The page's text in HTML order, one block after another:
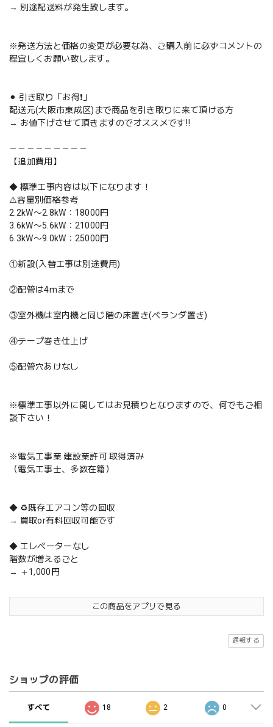
→ 別途配送料が発生致します。
※発送方法と価格の変更が必要な為、ご購入前に必ずコメントの
程宜しくお願い致します。
⚫︎ 引き取り「お得❗️」
配送元(大阪市東成区)まで商品を引き取りに来て頂ける方
→ お値下げさせて頂きますのでオススメです‼️
－－－－－－－－－
【追加費用】
◆ 標準工事内容は以下になります！
⚠️容量別価格参考
2.2kW〜2.8kW：18000円
3.6kW〜5.6kW：21000円
6.3kW〜9.0kW：25000円
①新設(入替工事は別途費用)
②配管は4mまで
③室外機は室内機と同じ階の床置き(ベランダ置き)
④テープ巻き仕上げ
⑤配管穴あけなし
※標準工事以外に関してはお見積りとなりますので、何でもご相
談下さい！
※電気工事業 建設業許可 取得済み
（電気工事士、多数在籍）
◆ ♻️既存エアコン等の回収
→ 買取or有料回収可能です
◆ エレベーターなし
階数が増えるごと
→ ＋1,000円
この商品をアプリで見る
通報する
ショップの評価
すべて 18 2 0